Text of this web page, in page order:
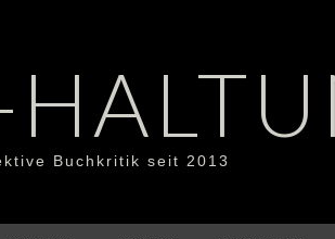
Buchkritik seit 2013